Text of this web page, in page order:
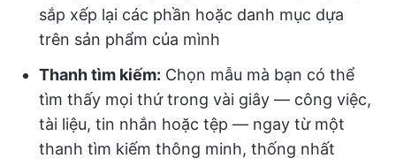
sắp xếp lại các phần hoặc danh mục dựa
trên sản phẩm của mình
Thanh tìm kiếm: Chọn mẫu mà bạn có thể
tìm thấy mọi thứ trong vài giây — công việc,
tài liệu, tin nhắn hoặc tệp — ngay từ một
thanh tìm kiếm thông minh, thống nhất